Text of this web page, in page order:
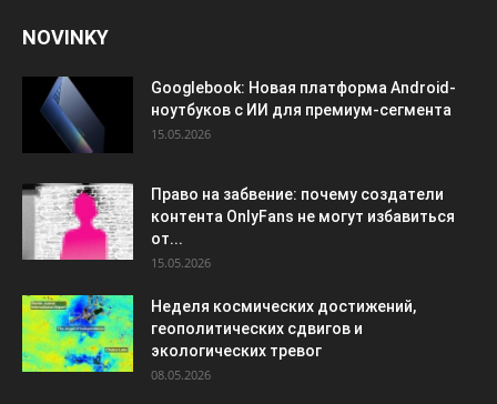
NOVINKY
Googlebook: Новая платформа Android-
ноутбуков с ИИ для премиум-сегмента
15.05.2026
Право на забвение: почему создатели
контента OnlyFans не могут избавиться
от...
15.05.2026
Неделя космических достижений,
геополитических сдвигов и
экологических тревог
08.05.2026